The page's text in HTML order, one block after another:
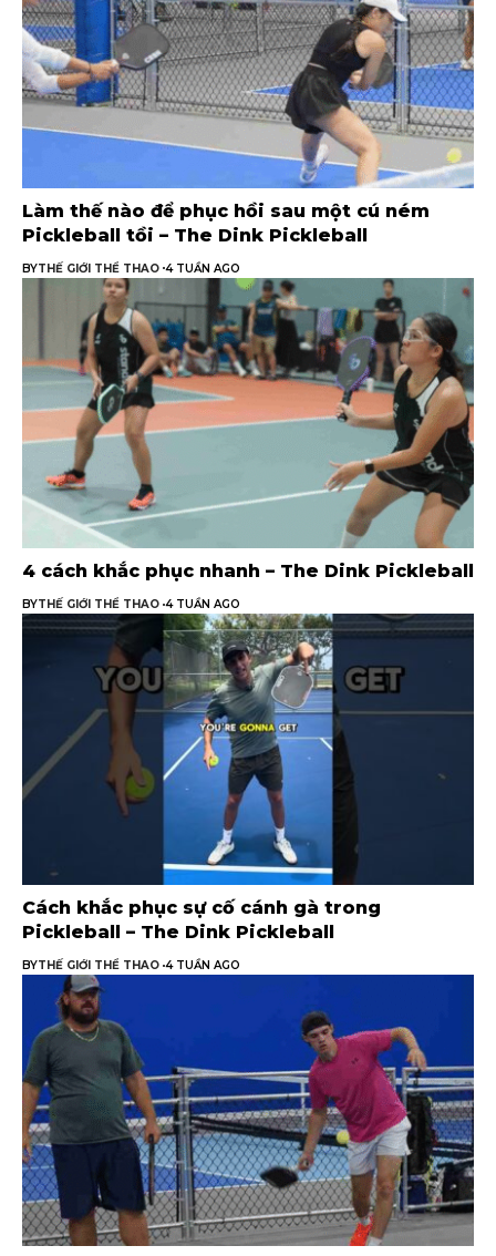
Làm thế nào để phục hồi sau một cú ném
Pickleball tồi – The Dink Pickleball
BYTHẾ GIỚI THỂ THAO 4 TUẦN AGO
4 cách khắc phục nhanh – The Dink Pickleball
BYTHẾ GIỚI THỂ THAO 4 TUẦN AGO
Cách khắc phục sự cố cánh gà trong
Pickleball – The Dink Pickleball
BYTHẾ GIỚI THỂ THAO 4 TUẦN AGO